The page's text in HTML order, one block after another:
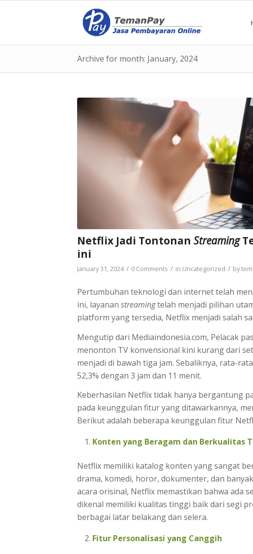
Archive for month: January, 2024
Netflix Jadi Tontonan Streaming
ini
January 31, 2024 / 0 Comments / in Uncategorized / by
Pertumbuhan teknologi dan internet telah
ini, layanan streamingtelah menjadi pilihan
platform yang tersedia, Netflix menjadi salah
Mengutip dari Mediaindonesia.com, Pelacak
menonton TV konvensional kini kurang dari
menjadi di bawah tiga jam. Sebaliknya, rata-
52,3% dengan 3 jam dan 11 menit.
Keberhasilan Netflix tidak hanya bergantung
pada keunggulan fitur yang ditawarkannya,
Berikut adalah beberapa keunggulan fitur
Konten yang Beragam dan Berkualitas
Netflix memiliki katalog konten yang sangat
drama, komedi, horor, dokumenter, dan
acara orisinal, Netflix memastikan bahwa ada
dikenal memiliki kualitas tinggi baik dari segi
berbagai latar belakang dan selera.
Fitur Personalisasi yang Canggih